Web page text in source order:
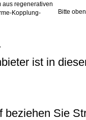
aus regenerativen
Kopplung-
Bitte
ist in
beziehen Sie